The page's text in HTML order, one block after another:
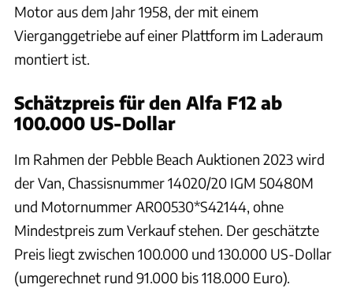
Motor aus dem Jahr 1958, der mit einem
Vierganggetriebe auf einer Plattform im Laderaum
montiert ist.
Schätzpreis für den Alfa F12 ab
100.000 US-Dollar
Im Rahmen der Pebble Beach Auktionen 2023 wird
der Van, Chassisnummer 14020/20 IGM 50480M
und Motornummer AR00530*S42144, ohne
Mindestpreis zum Verkauf stehen. Der geschätzte
Preis liegt zwischen 100.000 und 130.000 US-Dollar
(umgerechnet rund 91.000 bis 118.000 Euro).